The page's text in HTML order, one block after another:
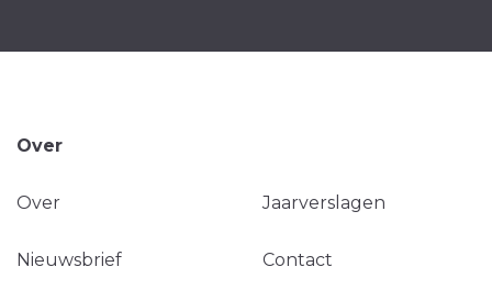
Over
Over Jaarverslagen
Nieuwsbrief Contact